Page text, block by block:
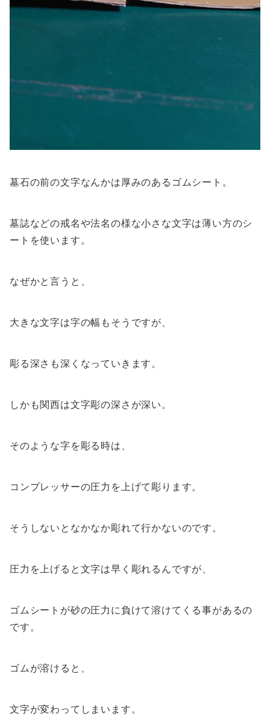
墓石の前の文字なんかは厚みのあるゴムシート。
墓誌などの戒名や法名の様な小さな文字は薄い方のシ
ートを使います。
なぜかと言うと、
大きな文字は字の幅もそうですが、
彫る深さも深くなっていきます。
しかも関西は文字彫の深さが深い。
そのような字を彫る時は、
コンプレッサーの圧力を上げて彫ります。
そうしないとなかなか彫れて行かないのです。
圧力を上げると文字は早く彫れるんですが、
ゴムシートが砂の圧力に負けて溶けてくる事があるの
です。
ゴムが溶けると、
文字が変わってしまいます。